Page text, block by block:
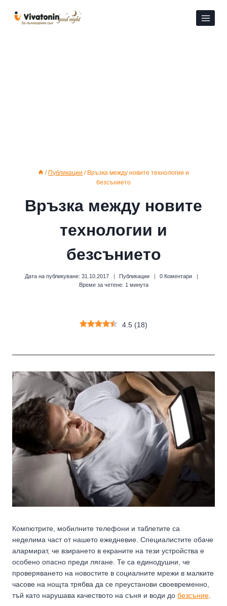
съдържанието
/ Публикации / Връзка между новите технологии и
безсънието
Връзка между новите
технологии и
безсънието
Дата на публикуване: 31.10.2017 Публикации
0 Коментари
Време за четене: 1 минута
4.5 (18)
Компютрите, мобилните телефони и таблетите са
неделима част от нашето ежедневие. Специалистите обаче
алармират, че взирането в екраните на тези устройства е
особено опасно преди лягане. Те са единодушни, че
проверяването на новостите в социалните мрежи в малките
часове на нощта трябва да се преустанови своевременно,
тъй като нарушава качеството на съня и води до безсъние